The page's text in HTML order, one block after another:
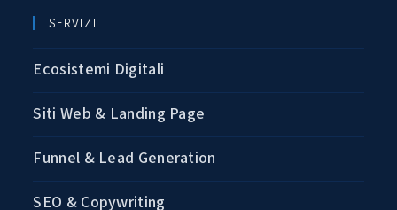
SERVIZI
Ecosistemi Digitali
Siti Web & Landing Page
Funnel & Lead Generation
SEO & Copywriting